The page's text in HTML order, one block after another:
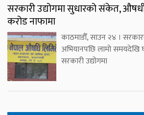
सरकारी उद्योगमा सुधारको संकेत,
करोड नाफामा
काठमाडौँ, साउन २४ ।
अभियानपछि लामो समयदेखि
सरकारी उद्योगमा